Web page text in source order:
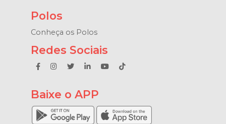
Polos
Conheça os Polos
Redes Sociais
Baixe o APP